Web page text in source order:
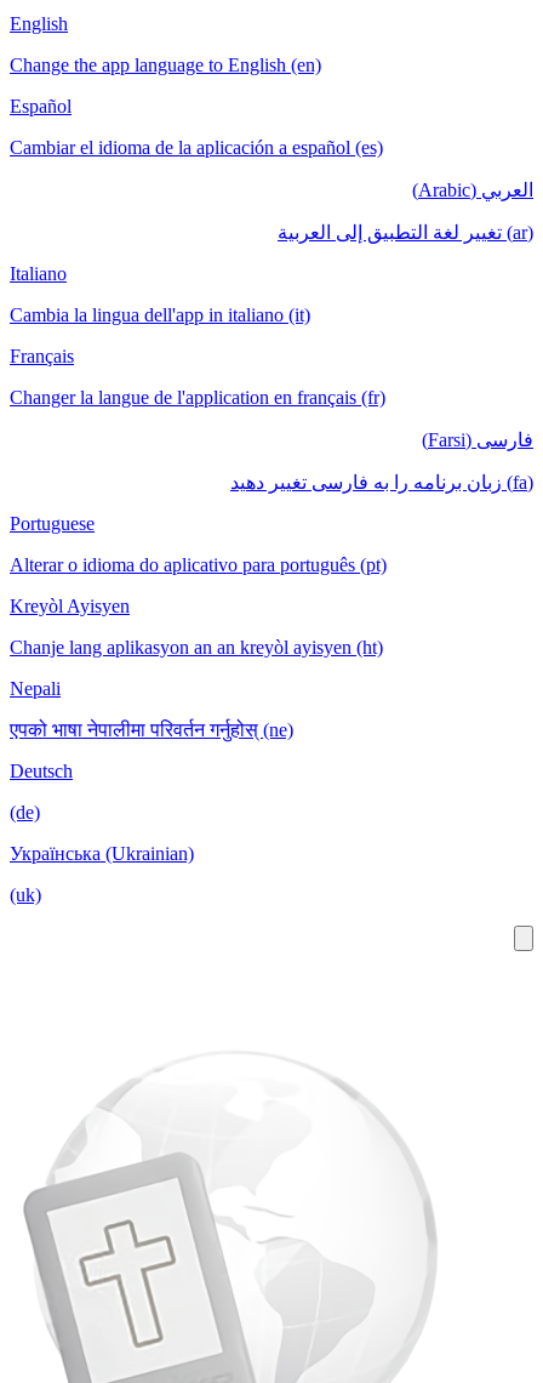
Change the app language to English (en)
Cambiar el idioma de la aplicación a español (es)
Cambia la lingua dell'app in italiano (it)
Changer la langue de l'application en français (fr)
Portuguese
Alterar o idioma do aplicativo para português (pt)
Kreyòl Ayisyen
Chanje lang aplikasyon an an kreyòl ayisyen (ht)
एपको भाषा नेपालीमा परिवर्तन गर्नुहोस् (ne)
Українська (Ukrainian)